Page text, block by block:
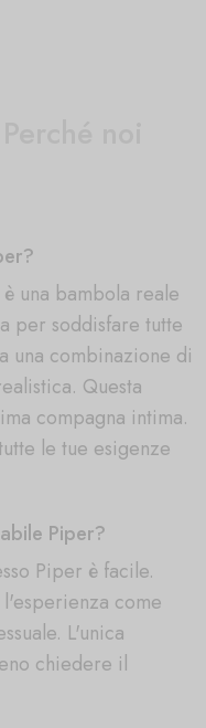
una bambola reale
per soddisfare tutte
una combinazione di
Questa
compagna intima.
le tue esigenze
Piper?
Piper è facile.
come
L'unica
chiedere il